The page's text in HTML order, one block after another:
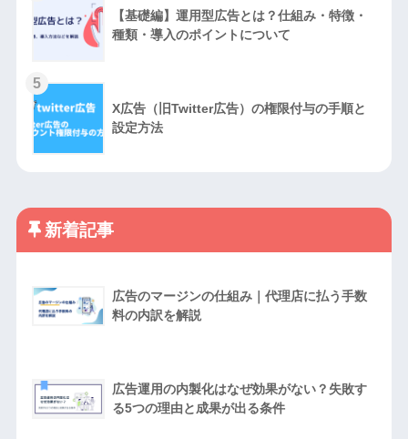
【基礎編】運用型広告とは？仕組み・特徴・
種類・導入のポイントについて
5
X広告（旧Twitter広告）の権限付与の手順と
設定方法
新着記事
広告のマージンの仕組み｜代理店に払う手数
料の内訳を解説
広告運用の内製化はなぜ効果がない？失敗す
る5つの理由と成果が出る条件